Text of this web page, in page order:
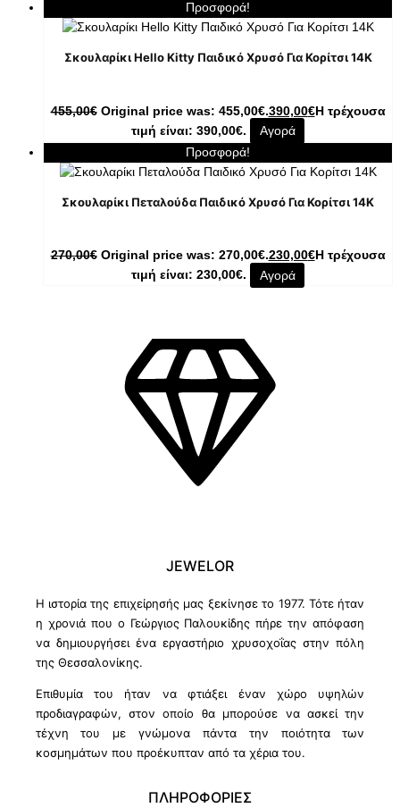
Προσφορά!
Σκουλαρίκι Hello Kitty Παιδικό Χρυσό Για Κορίτσι 14K
455,00€ Original price was: 455,00€.390,00€Η τρέχουσα
τιμή είναι: 390,00€.
Αγορά
Προσφορά!
Σκουλαρίκι Πεταλούδα Παιδικό Χρυσό Για Κορίτσι 14K
270,00€ Original price was: 270,00€.230,00€Η τρέχουσα
τιμή είναι: 230,00€.
Αγορά
JEWELOR
Η ιστορία της επιχείρησής μας ξεκίνησε το 1977. Τότε ήταν
η χρονιά που ο Γεώργιος Παλουκίδης πήρε την απόφαση
να δημιουργήσει ένα εργαστήριο χρυσοχοΐας στην πόλη
της Θεσσαλονίκης.
Επιθυμία του ήταν να φτιάξει έναν χώρο υψηλών
προδιαγραφών, στον οποίο θα μπορούσε να ασκεί την
τέχνη του με γνώμονα πάντα την ποιότητα των
κοσμημάτων που προέκυπταν από τα χέρια του.
ΠΛΗΡΟΦΟΡΙΕΣ